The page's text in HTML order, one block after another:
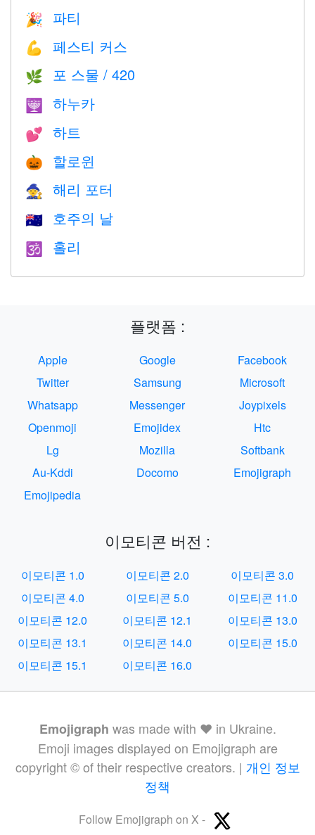
🎉 파티
💪 페스티 커스
🌿 포 스물 / 420
🕎 하누카
💕 하트
🎃 할로윈
🧙 해리 포터
🇦🇺 호주의 날
🕉 홀리
플랫폼 :
Apple Google
Facebook
Twitter
Samsung
Microsoft
Whatsapp
Messenger
Joypixels
Openmoji
Emojidex
Htc
Lg
Mozilla
Softbank
Au-Kddi
Docomo
Emojigraph
Emojipedia
이모티콘 버전 :
이모티콘 1.0 이모티콘 2.0
이모티콘 3.0
이모티콘 4.0
이모티콘 5.0
이모티콘 11.0
이모티콘 12.0
이모티콘 12.1
이모티콘 13.0
이모티콘 13.1
이모티콘 14.0
이모티콘 15.0
이모티콘 15.1
이모티콘 16.0
Emojigraph was made with ❤️ in Ukraine.
Emoji images displayed on Emojigraph are
copyright © of their respective creators. | 개인 정보
정책
Follow Emojigraph on X -